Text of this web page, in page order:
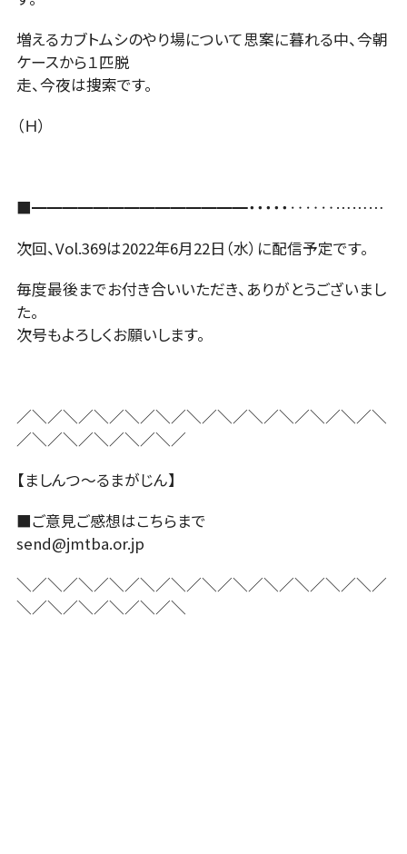
増えるカブトムシのやり場について思案に暮れる中、今朝
ケースから１匹脱
走、今夜は捜索です。
（Ｈ）
■━━━━━━━━━━━━━━・・・・・‥‥‥………
次回、Vol.369は2022年6月22日（水）に配信予定です。
毎度最後までお付き合いいただき、ありがとうございまし
た。
次号もよろしくお願いします。
／＼／＼／＼／＼／＼／＼／＼／＼／＼／＼／＼／＼
／＼／＼／＼／＼／＼／
【ましんつ～るまがじん】
■ご意見ご感想はこちらまで
send@jmtba.or.jp
＼／＼／＼／＼／＼／＼／＼／＼／＼／＼／＼／＼／
＼／＼／＼／＼／＼／＼